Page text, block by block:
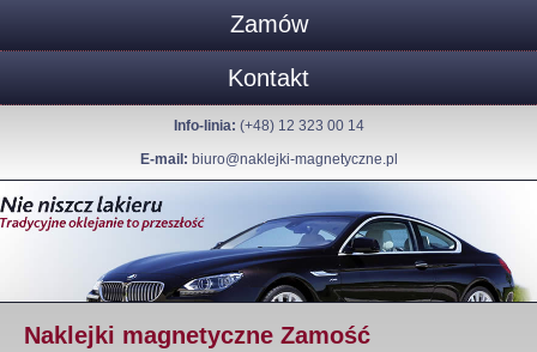
Zamów
Kontakt
Info-linia: (+48) 12 323 00 14
E-mail: biuro@naklejki-magnetyczne.pl
Naklejki magnetyczne Zamość